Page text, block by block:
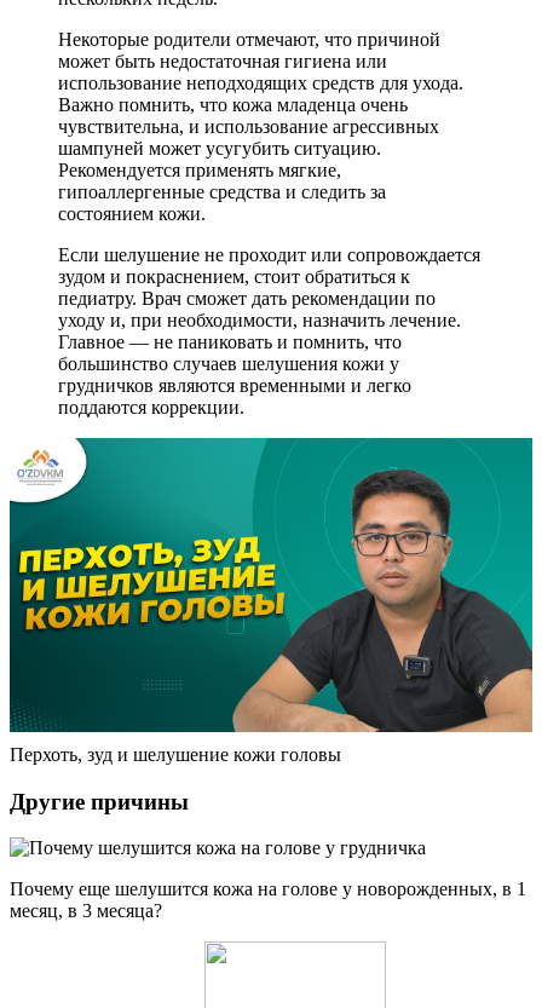
Некоторые родители отмечают, что причиной
может быть недостаточная гигиена или
использование неподходящих средств для ухода.
Важно помнить, что кожа младенца очень
чувствительна, и использование агрессивных
шампуней может усугубить ситуацию.
Рекомендуется применять мягкие,
гипоаллергенные средства и следить за
состоянием кожи.
Если шелушение не проходит или сопровождается
зудом и покраснением, стоит обратиться к
педиатру. Врач сможет дать рекомендации по
уходу и, при необходимости, назначить лечение.
Главное — не паниковать и помнить, что
большинство случаев шелушения кожи у
грудничков являются временными и легко
поддаются коррекции.
Перхоть, зуд и шелушение кожи головы
Другие причины
Почему еще шелушится кожа на голове у новорожденных, в 1
месяц, в 3 месяца?